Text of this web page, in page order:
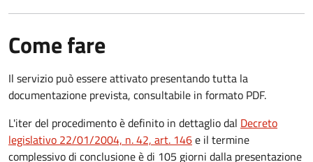
Come fare
Il servizio può essere attivato presentando tutta la
documentazione prevista, consultabile in formato PDF.
L'iter del procedimento è definito in dettaglio dal Decreto
legislativo 22/01/2004, n. 42, art. 146e il termine
complessivo di conclusione è di 105 giorni dalla presentazione